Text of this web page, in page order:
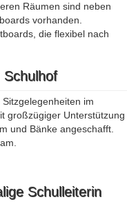
Räumen sind neben
vorhanden.
die flexibel nach
Schulhof
im
großzügiger Unterstützung
und Bänke angeschafft.
Schulleiterin